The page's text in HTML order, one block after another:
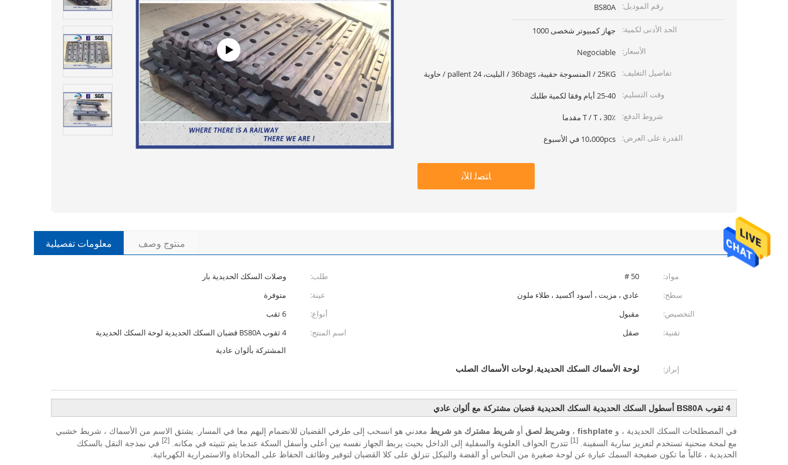
رقم الموديل:
BS80A
الحد الأدنى لكمية:
جهاز كمبيوتر شخصى 1000
الأسعار:
Negociable
تفاصيل التغليف:
25KG / المنسوجة حقيبة، 36bags / البليت، 24 pallent / حاوية
وقت التسليم:
25-40 أيام وفقا لكمية طلبك
شروط الدفع:
T / T ، 30٪ مقدما
القدرة على العرض:
10،000pcs في الأسبوع
ﺎﺘﺼﻟ ﺍﻶﻧ
معلومات تفصيلية منتوج وصف
مواد: 50 # طلب:
وصلات السكك الحديدية بار
سطح:
عادي ، مزيت ، أسود أكسيد ، طلاء ملون عينة:
متوفرة
التخصيص:
مقبول أنواع:
6 ثقب
تقنية:
صقل اسم المنتج:
4 ثقوب BS80A قضبان السكك الحديدية لوحة السكك الحديدية
المشتركة بألوان عادية
إبراز:
لوحة الأسماك السكك الحديدية,لوحات الأسماك الصلب
4 ثقوب BS80A أسطول السكك الحديدية السكك الحديدية قضبان مشتركة مع ألوان عادي
في المصطلحات السكك الحديدية ، و fishplate ، وشريط لصق أو شريط مشترك هو شريط معدني هو انسحب إلى طرفي القضبان للانضمام إليهم معا في المسار. يشتق الاسم من الأسماك ، شريط خشبي
مع لمحة منحنية تستخدم لتعزيز سارية السفينة.
[1] تتدرج الحواف العلوية والسفلية إلى الداخل بحيث يربط الجهاز نفسه بين أعلى وأسفل السكة عندما يتم تثبيته في مكانه. [2]
في نمذجة النقل بالسكك
الحديدية ، غالباً ما تكون صفيحة السمك عبارة عن لوحة صغيرة من النحاس أو الفضة والنيكل تنزلق على كلا القضبان لتوفير وظائف الحفاظ على المحاذاة والاستمرارية الكهربائية.